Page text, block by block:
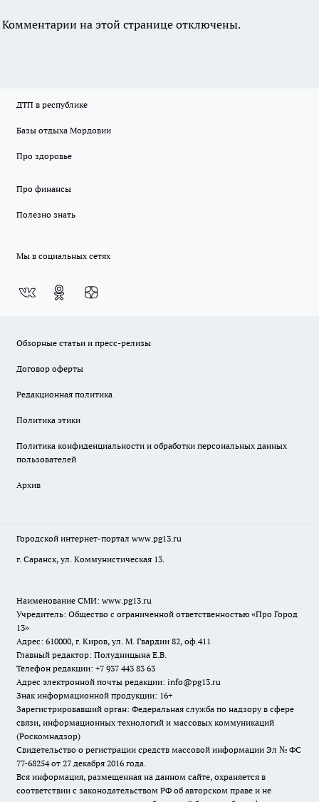
Комментарии на этой странице отключены.
ДТП в республике
Базы отдыха Мордовии
Про здоровье
Про финансы
Полезно знать
Мы в социальных сетях
Обзорные статьи и пресс-релизы
Договор оферты
Редакционная политика
Политика этики
Политика конфиденциальности и обработки персональных данных
пользователей
Архив
Городской интернет-портал www.pg13.ru
г. Саранск, ул. Коммунистическая 13.
Наименование СМИ: www.pg13.ru
Учредитель: Общество с ограниченной ответственностью «Про Город
13»
Адрес: 610000, г. Киров, ул. М. Гвардии 82, оф.411
Главный редактор: Полудницына Е.В.
Телефон редакции: +7 937 443 83 63
Адрес электронной почты редакции: info@pg13.ru
Знак информационной продукции: 16+
Зарегистрировавший орган: Федеральная служба по надзору в сфере
связи, информационных технологий и массовых коммуникаций
(Роскомнадзор)
Свидетельство о регистрации средств массовой информации Эл № ФС
77-68254 от 27 декабря 2016 года.
Вся информация, размещенная на данном сайте, охраняется в
соответствии с законодательством РФ об авторском праве и не